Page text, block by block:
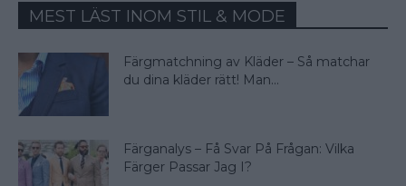
MEST LÄST INOM STIL & MODE
Färgmatchning av Kläder – Så matchar
du dina kläder rätt! Man...
Färganalys – Få Svar På Frågan: Vilka
Färger Passar Jag I?